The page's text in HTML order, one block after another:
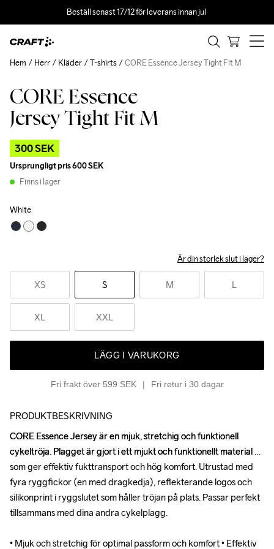
Beställ senast 17/12 för leverans innan jul
CORE Essence
Jersey Tight Fit M
300 SEK
Ursprungligt pris600 SEK
Finns i lager
White
Är din storlek slut i lager?
XS S M L
XL XXL
LÄGG I VARUKORG
Fri frakt över 599 SEK Fri retur i 30 dagar
Hem Herr Kläder T-shirts CORE Essence Jersey Tight Fit M
Outlet
PRODUKTBESKRIVNING
CORE Essence Jersey är en mjuk, stretchig och funktionell
cykeltröja. Plagget är gjort i ett mjukt och funktionellt material
som ger effektiv fukttransport och hög komfort. Utrustad med
fyra ryggfickor (en med dragkedja), reflekterande logos och
silikonprint i ryggslutet som håller tröjan på plats. Passar perfekt
tillsammans med dina andra cykelplagg.
• Mjuk och stretchig för optimal passform och komfort • Effektiv
CORE Essence Jersey är en mjuk, stretchig och funktionell
cykeltröja. Plagget är gjort i ett mjukt och funktionellt material
som ger effektiv fukttransport och hög komfort. Utrustad med
fyra ryggfickor (en med dragkedja), reflekterande logos och
silikonprint i ryggslutet som håller tröjan på plats. Passar perfekt
tillsammans med dina andra cykelplagg.
• Mjuk och stretchig för optimal passform och komfort • Effektiv